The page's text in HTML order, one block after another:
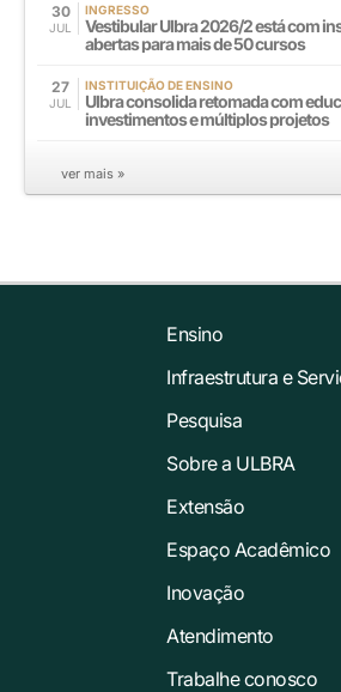
30
JUL
INGRESSO
Vestibular Ulbra 2026/2 está com
abertas para mais de 50 cursos
27
JUL
INSTITUIÇÃO DE ENSINO
Ulbra consolida retomada com
investimentos e múltiplos projetos
ver mais »
Ensino
Infraestrutura e
Pesquisa
Sobre a ULBRA
Extensão
Espaço Acadêmico
Inovação
Atendimento
Trabalhe conosco